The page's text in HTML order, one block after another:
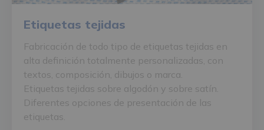
Etiquetas tejidas
Fabricación de todo tipo de etiquetas tejidas en
alta definición totalmente personalizadas, con
textos, composición, dibujos o marca.
Etiquetas tejidas sobre algodón y sobre satín.
Diferentes opciones de presentación de las
etiquetas.